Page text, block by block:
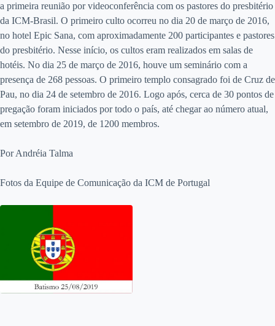
a primeira reunião por videoconferência com os pastores do presbitério
da ICM-Brasil. O primeiro culto ocorreu no dia 20 de março de 2016,
no hotel Epic Sana, com aproximadamente 200 participantes e pastores
do presbitério. Nesse início, os cultos eram realizados em salas de
hotéis. No dia 25 de março de 2016, houve um seminário com a
presença de 268 pessoas. O primeiro templo consagrado foi de Cruz de
Pau, no dia 24 de setembro de 2016. Logo após, cerca de 30 pontos de
pregação foram iniciados por todo o país, até chegar ao número atual,
em setembro de 2019, de 1200 membros.
Por Andréia Talma
Fotos da Equipe de Comunicação da ICM de Portugal